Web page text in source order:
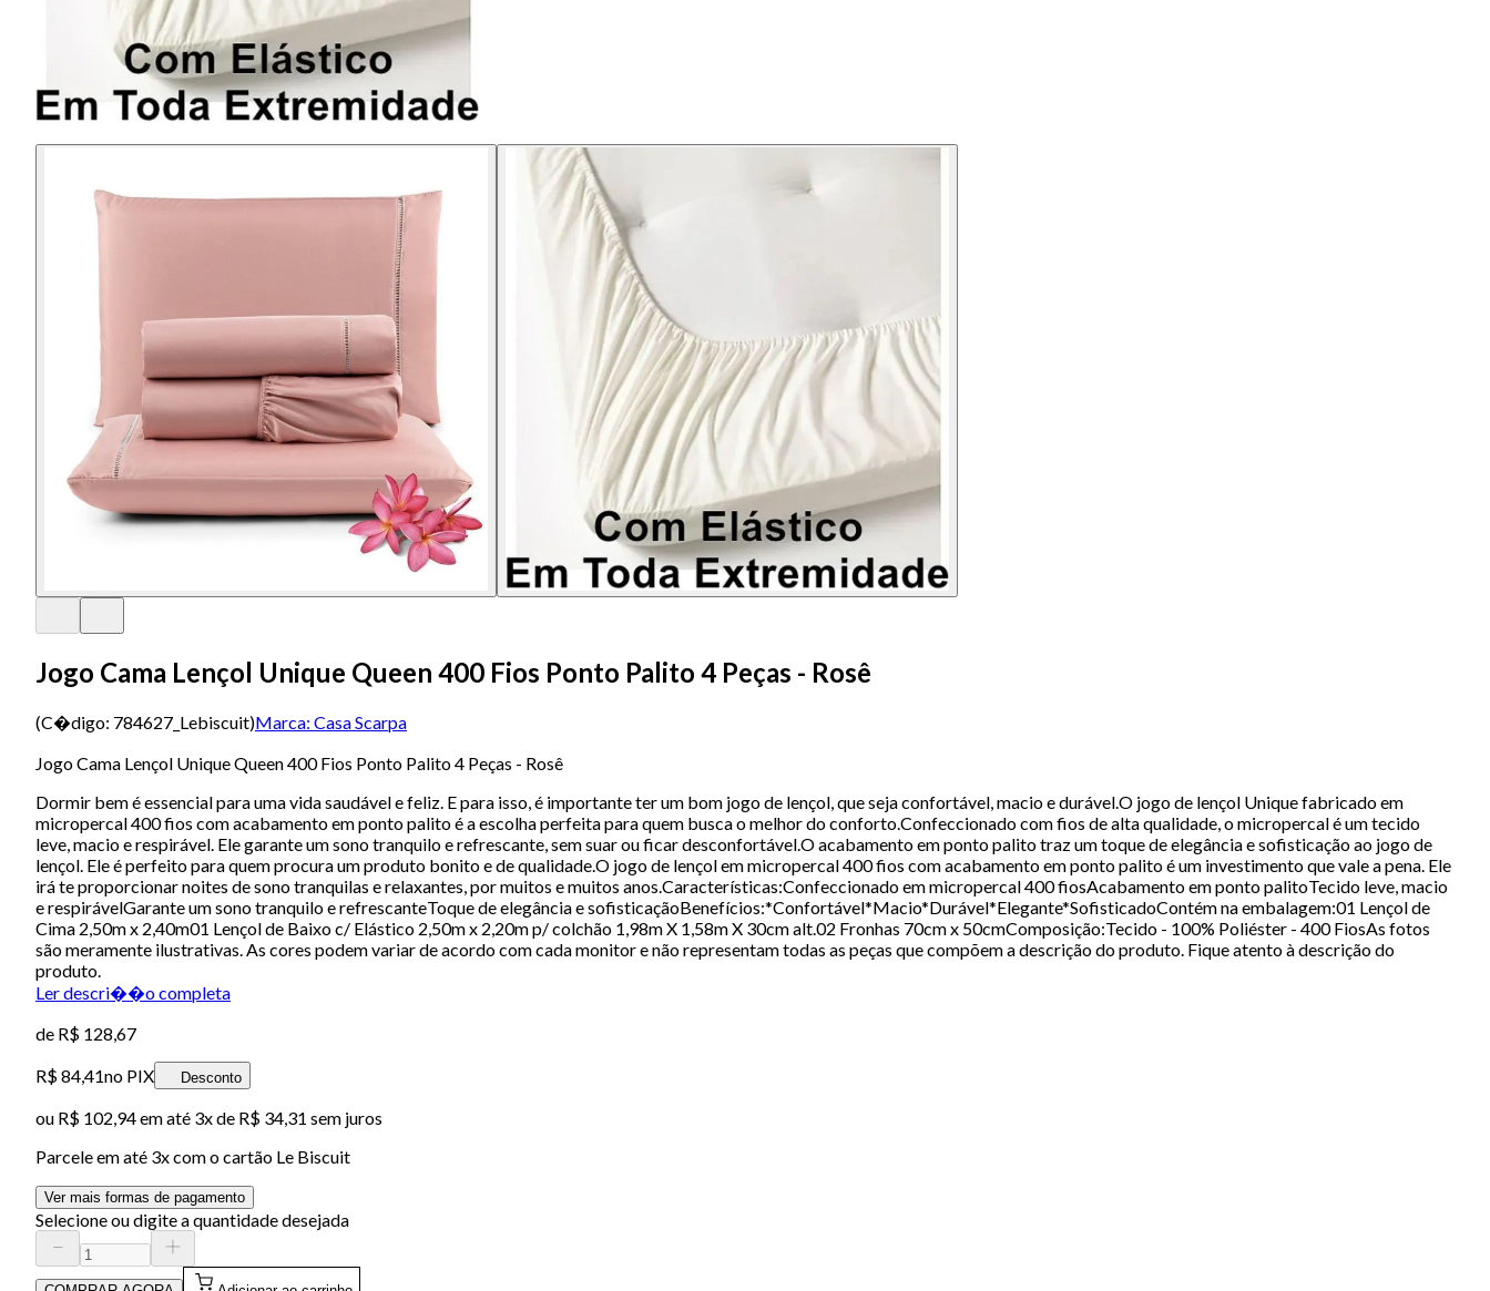
Jogo Cama Lençol Unique Queen 400 Fios Ponto Palito 4 Peças - Rosê
(C�digo: 784627_Lebiscuit)Marca: Casa Scarpa
Jogo Cama Lençol Unique Queen 400 Fios Ponto Palito 4 Peças - Rosê
Dormir bem é essencial para uma vida saudável e feliz. E para isso, é importante ter um bom jogo de lençol, que seja confortável, macio e durável.O jogo de lençol Unique fabricado em
micropercal 400 fios com acabamento em ponto palito é a escolha perfeita para quem busca o melhor do conforto.Confeccionado com fios de alta qualidade, o micropercal é um tecido
leve, macio e respirável. Ele garante um sono tranquilo e refrescante, sem suar ou ficar desconfortável.O acabamento em ponto palito traz um toque de elegância e sofisticação ao jogo de
lençol. Ele é perfeito para quem procura um produto bonito e de qualidade.O jogo de lençol em micropercal 400 fios com acabamento em ponto palito é um investimento que vale a pena. Ele
irá te proporcionar noites de sono tranquilas e relaxantes, por muitos e muitos anos.Características:Confeccionado em micropercal 400 fiosAcabamento em ponto palitoTecido leve, macio
e respirávelGarante um sono tranquilo e refrescanteToque de elegância e sofisticaçãoBenefícios:*Confortável*Macio*Durável*Elegante*SofisticadoContém na embalagem:01 Lençol de
Cima 2,50m x 2,40m01 Lençol de Baixo c/ Elástico 2,50m x 2,20m p/ colchão 1,98m X 1,58m X 30cm alt.02 Fronhas 70cm x 50cmComposição:Tecido - 100% Poliéster - 400 FiosAs fotos
são meramente ilustrativas. As cores podem variar de acordo com cada monitor e não representam todas as peças que compõem a descrição do produto. Fique atento à descrição do
produto.
Ler descri��o completa
de R$ 128,67
R$ 84,41no PIX Desconto
ou R$ 102,94em até 3x de R$ 34,31 sem juros
Parcele em até 3x com o cartão Le Biscuit
Ver mais formas de pagamento
Selecione ou digite a quantidade desejada